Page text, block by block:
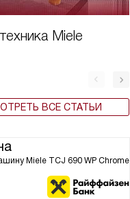
Miele
ВСЕ СТАТЬИ
Miele TCJ 690 WP Chrome